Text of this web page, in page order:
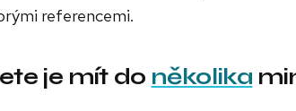
referencemi.
je mít do několika